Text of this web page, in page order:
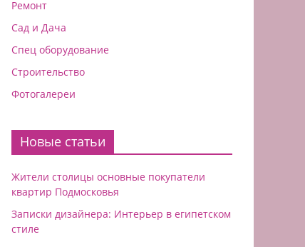
Ремонт
Сад и Дача
Спец оборудование
Строительство
Фотогалереи
Новые статьи
Жители столицы основные покупатели
квартир Подмосковья
Записки дизайнера: Интерьер в египетском
стиле